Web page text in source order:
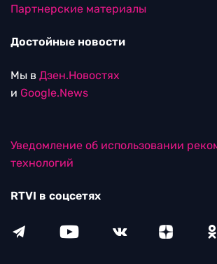
Партнерские материалы
Достойные новости
Мы в Дзен.Новостях
и Google.News
Уведомление об использовании
технологий
RTVI в соцсетях